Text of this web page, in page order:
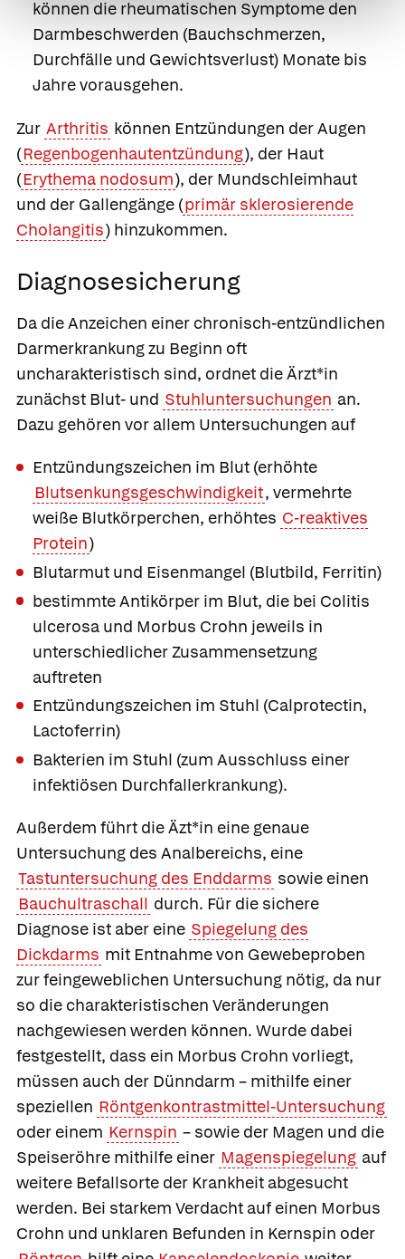
können die rheumatischen Symptome den
Darmbeschwerden (Bauchschmerzen,
Durchfälle und Gewichtsverlust) Monate bis
Jahre vorausgehen.
Zur Arthritis können Entzündungen der Augen
(Regenbogenhautentzündung), der Haut
(Erythema nodosum), der Mundschleimhaut
und der Gallengänge (primär sklerosierende
Cholangitis) hinzukommen.
Diagnosesicherung
Da die Anzeichen einer chronisch-entzündlichen
Darmerkrankung zu Beginn oft
uncharakteristisch sind, ordnet die Ärzt*in
zunächst Blut- und Stuhluntersuchungen an.
Dazu gehören vor allem Untersuchungen auf
Entzündungszeichen im Blut (erhöhte
Blutsenkungsgeschwindigkeit, vermehrte
weiße Blutkörperchen, erhöhtes C-reaktives
Protein)
Blutarmut und Eisenmangel (Blutbild, Ferritin)
bestimmte Antikörper im Blut, die bei Colitis
ulcerosa und Morbus Crohn jeweils in
unterschiedlicher Zusammensetzung
auftreten
Entzündungszeichen im Stuhl (Calprotectin,
Lactoferrin)
Bakterien im Stuhl (zum Ausschluss einer
infektiösen Durchfallerkrankung).
Außerdem führt die Äzt*in eine genaue
Untersuchung des Analbereichs, eine
Tastuntersuchung des Enddarms sowie einen
Bauchultraschall durch. Für die sichere
Diagnose ist aber eine Spiegelung des
Dickdarms mit Entnahme von Gewebeproben
zur feingeweblichen Untersuchung nötig, da nur
so die charakteristischen Veränderungen
nachgewiesen werden können. Wurde dabei
festgestellt, dass ein Morbus Crohn vorliegt,
müssen auch der Dünndarm – mithilfe einer
speziellen Röntgenkontrastmittel-Untersuchung
oder einem Kernspin – sowie der Magen und die
Speiseröhre mithilfe einer Magenspiegelung auf
weitere Befallsorte der Krankheit abgesucht
werden. Bei starkem Verdacht auf einen Morbus
Crohn und unklaren Befunden in Kernspin oder